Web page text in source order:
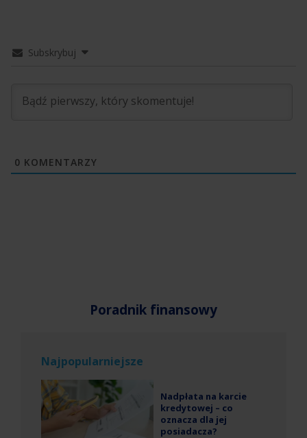
Subskrybuj
0 KOMENTARZY
Poradnik finansowy
Najpopularniejsze
Nadpłata na karcie
kredytowej – co
oznacza dla jej
posiadacza?